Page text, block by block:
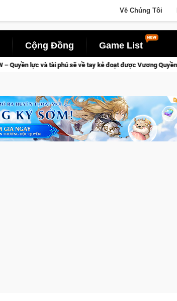
Về Chúng Tôi
Cộng Đồng Game List
sẽ về tay kẻ đoạt được Vương Quyền thành Kent sắp tới!